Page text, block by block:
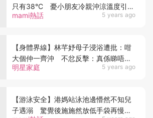
mami熱話 5 years ago
只有38°C 憂小朋友冷親沖涼溫度引爭
議
明星家庭 5 years ago
【身體界線】林芊妤母子浸浴遭批：咁
大個仲一齊沖 不忿反擊：真係睇唔出
有咩問題
【游泳安全】港媽站泳池邊懵然不知兒
子遇溺 驚覺後施施然放低手袋再慢慢